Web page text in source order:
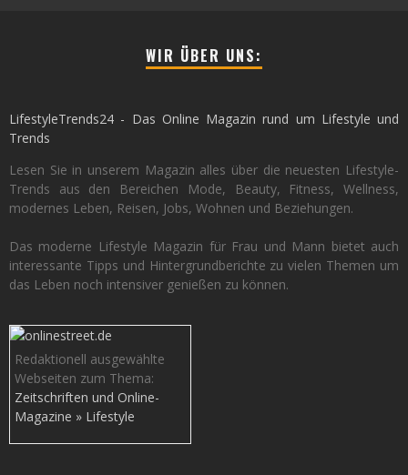
WIR ÜBER UNS:
LifestyleTrends24 - Das Online Magazin rund um Lifestyle und
Trends
Lesen Sie in unserem Magazin alles über die neuesten Lifestyle-
Trends aus den Bereichen Mode, Beauty, Fitness, Wellness,
modernes Leben, Reisen, Jobs, Wohnen und Beziehungen.
Das moderne Lifestyle Magazin für Frau und Mann bietet auch
interessante Tipps und Hintergrundberichte zu vielen Themen um
das Leben noch intensiver genießen zu können.
Redaktionell ausgewählte
Webseiten zum Thema:
Zeitschriften und Online-
Magazine » Lifestyle